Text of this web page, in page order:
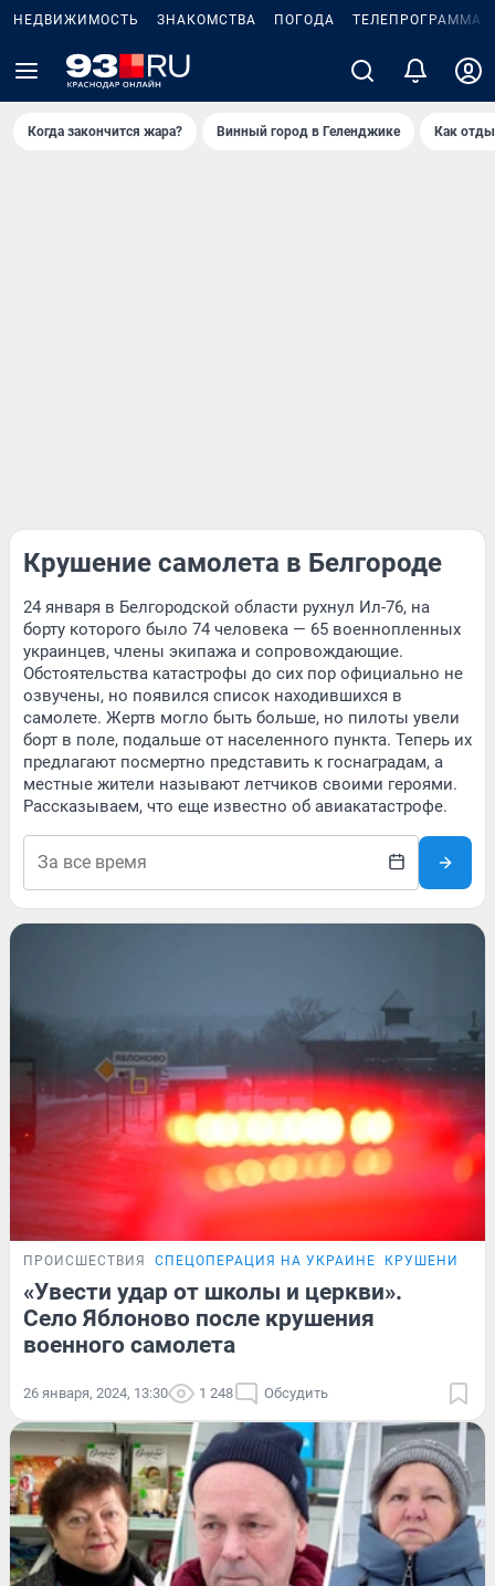
НЕДВИЖИМОСТЬ ЗНАКОМСТВА ПОГОДА ТЕЛЕПРОГРАММА
Когда закончится жара? Винный город в Геленджике Как
Крушение самолета в Белгороде
24 января в Белгородской области рухнул Ил-76, на
борту которого было 74 человека — 65 военнопленных
украинцев, члены экипажа и сопровождающие.
Обстоятельства катастрофы до сих пор официально не
озвучены, но появился список находившихся в
самолете. Жертв могло быть больше, но пилоты увели
борт в поле, подальше от населенного пункта. Теперь их
предлагают посмертно представить к госнаградам, а
местные жители называют летчиков своими героями.
Рассказываем, что еще известно об авиакатастрофе.
ПРОИСШЕСТВИЯ СПЕЦОПЕРАЦИЯ НА УКРАИНЕ КРУШЕНИЕ
«Увести удар от школы и церкви».
Село Яблоново после крушения
военного самолета
26 января, 2024, 13:30 1 248 Обсудить